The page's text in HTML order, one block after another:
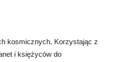
kosmicznych. Korzystając z
i księżyców do